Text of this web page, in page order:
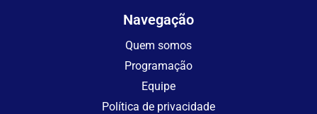
Navegação
Quem somos
Programação
Equipe
Política de privacidade